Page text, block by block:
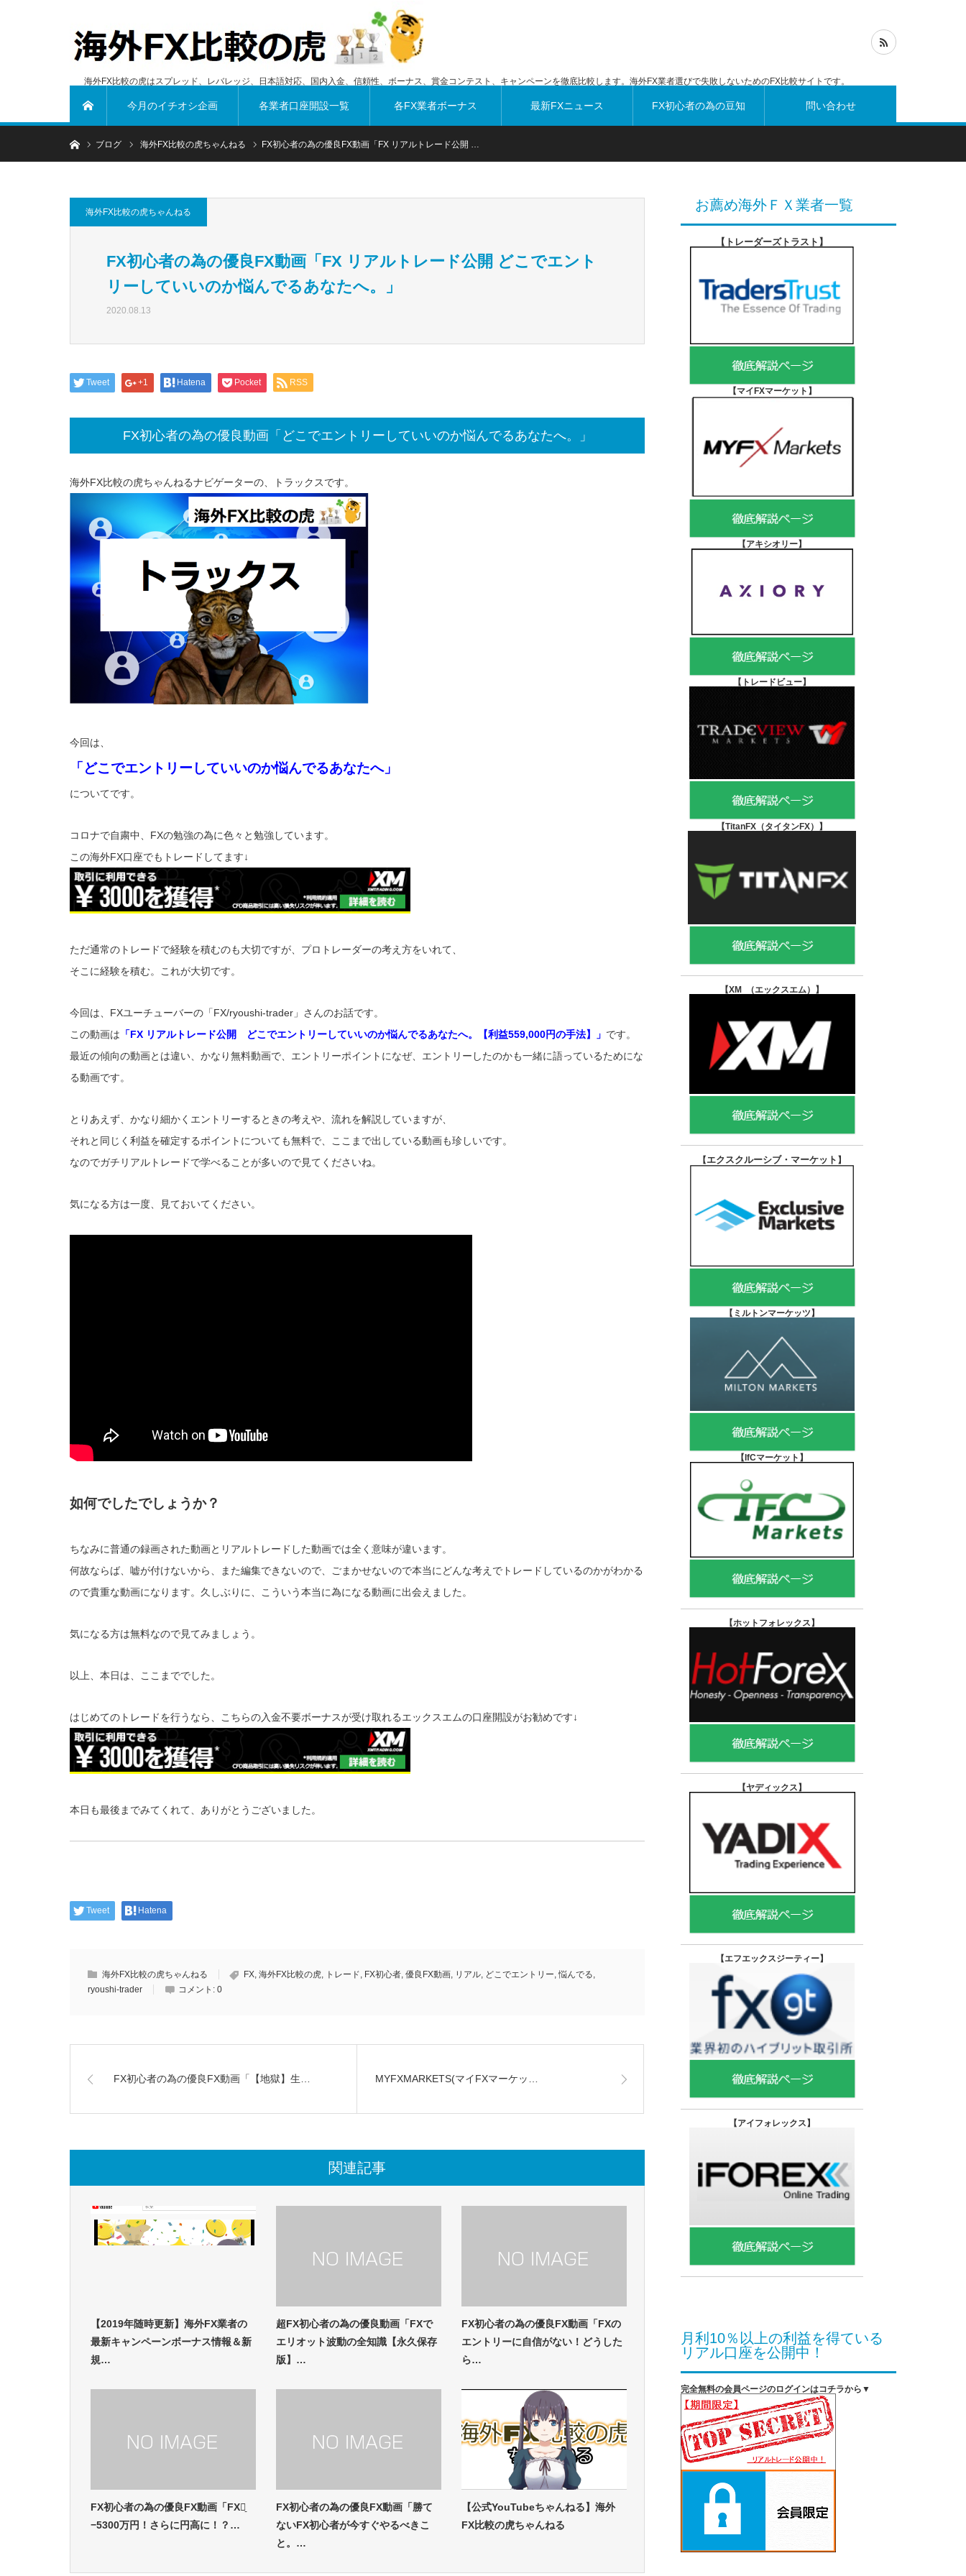
海外FX比較の虎はスプレッド、レバレッジ、日本語対応、国内入金、信頼性、ボーナス、賞金コンテスト、キャンペーンを徹底比較します。海外FX業者選びで失敗しないためのFX比較サイトです。
今月のイチオシ企画 各業者口座開設一覧 各FX業者ボーナス 最新FXニュース FX初心者の為の豆知 問い合わせ
ホームブログ 海外FX比較の虎ちゃんねる FX初心者の為の優良FX動画「FX リアルトレード公開 …
海外FX比較の虎ちゃんねる
FX初心者の為の優良FX動画「FX リアルトレード公開 どこでエント
リーしていいのか悩んでるあなたへ。」
2020.08.13
Tweet +1 Hatena Pocket RSS
FX初心者の為の優良動画「どこでエントリーしていいのか悩んでるあなたへ。」
海外FX比較の虎ちゃんねるナビゲーターの、トラックスです。
今回は、
「どこでエントリーしていいのか悩んでるあなたへ」
についてです。
コロナで自粛中、FXの勉強の為に色々と勉強しています。
この海外FX口座でもトレードしてます↓
ただ通常のトレードで経験を積むのも大切ですが、プロトレーダーの考え方をいれて、
そこに経験を積む。これが大切です。
今回は、FXユーチューバーの「FX/ryoushi-trader」さんのお話です。
この動画は 「FX リアルトレード公開 どこでエントリーしていいのか悩んでるあなたへ。【利益559,000円の手法】」 です。
最近の傾向の動画とは違い、かなり無料動画で、エントリーポイントになぜ、エントリーしたのかも一緒に語っているためにな
る動画です。
とりあえず、かなり細かくエントリーするときの考えや、流れを解説していますが、
それと同じく利益を確定するポイントについても無料で、ここまで出している動画も珍しいです。
なのでガチリアルトレードで学べることが多いので見てくださいね。
気になる方は一度、見ておいてください。
如何でしたでしょうか？
ちなみに普通の録画された動画とリアルトレードした動画では全く意味が違います。
何故ならば、嘘が付けないから、また編集できないので、ごまかせないので本当にどんな考えでトレードしているのかがわかる
ので貴重な動画になります。久しぶりに、こういう本当に為になる動画に出会えました。
気になる方は無料なので見てみましょう。
以上、本日は、ここまででした。
はじめてのトレードを行うなら、こちらの入金不要ボーナスが受け取れるエックスエムの口座開設がお勧めです↓
本日も最後までみてくれて、ありがとうございました。
Tweet Hatena
海外FX比較の虎ちゃんねる FX 海外FX比較の虎 トレード FX初心者 優良FX動画 リアル どこでエントリー ,悩んでる
ryoushi-trader
コメント: 0
FX初心者の為の優良FX動画「【地獄】生… MYFXMARKETS(マイFXマーケッ…
関連記事
【2019年随時更新】海外FX業者の
最新キャンペーンボーナス情報＆新
規…
超FX初心者の為の優良動画「FXで
エリオット波動の全知識【永久保存
版】…
FX初心者の為の優良FX動画「FXの
エントリーに自信がない！どうした
ら…
FX初心者の為の優良FX動画「FXで̠
−5300万円！さらに円高に！？…
FX初心者の為の優良FX動画「勝て
ないFX初心者が今すぐやるべきこ
と。…
【公式YouTubeちゃんねる】海外
FX比較の虎ちゃんねる
お薦め海外ＦＸ業者一覧
【トレーダーズトラスト 】
【マイFXマーケット 】
【アキシオリー】
【 トレードビュー】
【TitanFX（タイタンFX） 】
【XM （エックスエム） 】
【エクスクルーシブ・マーケット 】
【 ミルトンマーケッツ】
【IfCマーケット 】
【ホットフォレックス 】
【ヤディックス 】
【エフエックスジーティー】
【アイフォレックス】
月利10％以上の利益を得ている
リアル口座を公開中！
完全無料の会員ページのログインはコチラから▼